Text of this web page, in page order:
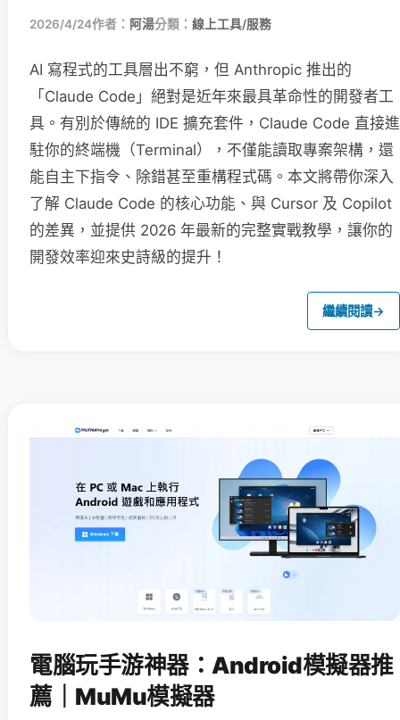
2026/4/24作者： 阿湯分類： 線上工具/服務
AI 寫程式的工具層出不窮，但 Anthropic 推出的
「Claude Code」絕對是近年來最具革命性的開發者工
具。有別於傳統的 IDE 擴充套件，Claude Code 直接進
駐你的終端機（Terminal），不僅能讀取專案架構，還
能自主下指令、除錯甚至重構程式碼。本文將帶你深入
了解 Claude Code 的核心功能、與 Cursor 及 Copilot
的差異，並提供 2026 年最新的完整實戰教學，讓你的
開發效率迎來史詩級的提升！
繼續閱讀→
電腦玩手游神器：Android模擬器推
薦｜MuMu模擬器